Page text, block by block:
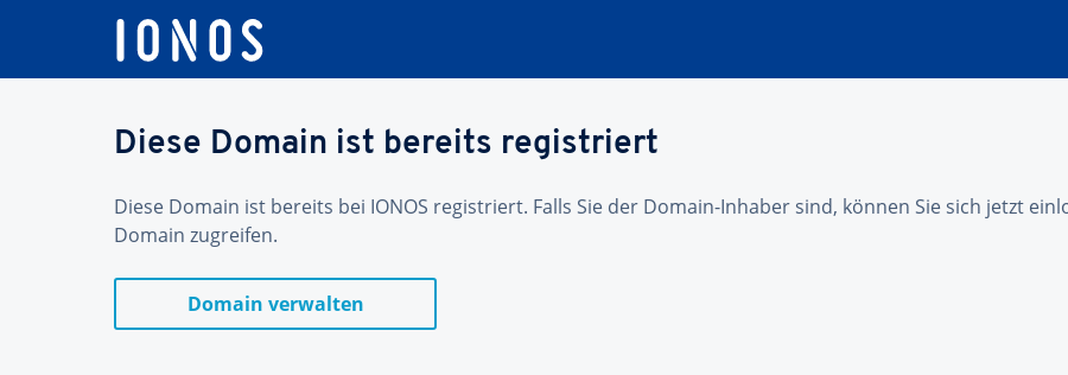
Diese Domain ist bereits registriert
Diese Domain ist bereits bei IONOS registriert. Falls Sie der Domain-Inhaber sind, können Sie sich jetzt
Domain zugreifen.
Domain verwalten